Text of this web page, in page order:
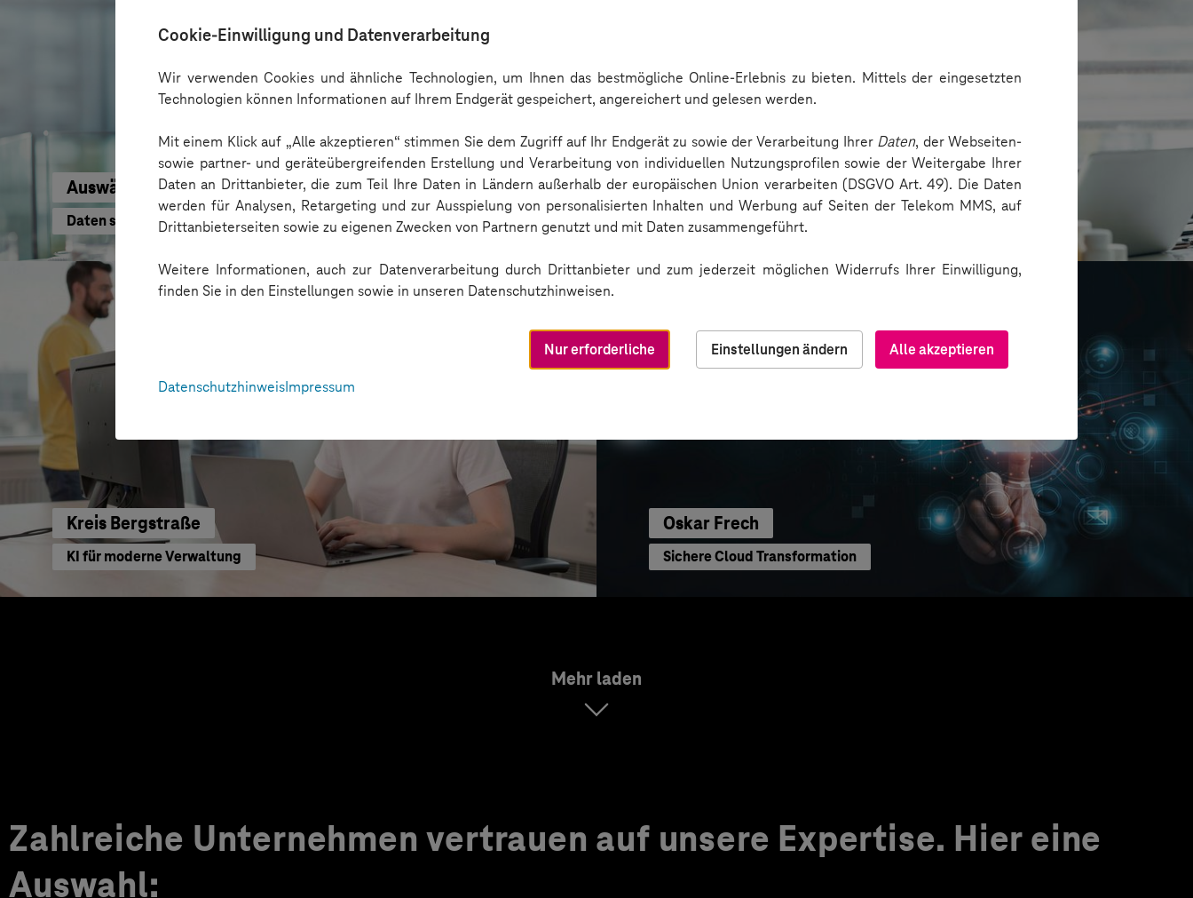
Cookie-Einwilligung und Datenverarbeitung
Wir verwenden Cookies und ähnliche Technologien, um Ihnen das bestmögliche Online-Erlebnis zu bieten. Mittels der eingesetzten
Technologien können Informationen auf Ihrem Endgerät gespeichert, angereichert und gelesen werden.
Mit einem Klick auf „Alle akzeptieren“ stimmen Sie dem Zugriff auf Ihr Endgerät zu sowie der Verarbeitung Ihrer Daten, der Webseiten-
sowie partner- und geräteübergreifenden Erstellung und Verarbeitung von individuellen Nutzungsprofilen sowie der Weitergabe Ihrer
Daten an Drittanbieter, die zum Teil Ihre Daten in Ländern außerhalb der europäischen Union verarbeiten (DSGVO Art. 49). Die Daten
werden für Analysen, Retargeting und zur Ausspielung von personalisierten Inhalten und Werbung auf Seiten der Telekom MMS, auf
Drittanbieterseiten sowie zu eigenen Zwecken von Partnern genutzt und mit Daten zusammengeführt.
Weitere Informationen, auch zur Datenverarbeitung durch Drittanbieter und zum jederzeit möglichen Widerrufs Ihrer Einwilligung,
finden Sie in den Einstellungen sowie in unseren Datenschutzhinweisen.
Alle akzeptieren
Nur erforderliche
Einstellungen ändern
DatenschutzhinweisImpressum
Auswärtiges Amt
Daten schneller nutzen
BARMER
Sichere Kommunikation über Messenger
Kreis Bergstraße
KI für moderne Verwaltung
Oskar Frech
Sichere Cloud Transformation
Mehr laden
Zahlreiche Unternehmen vertrauen auf unsere Expertise. Hier eine
Auswahl: